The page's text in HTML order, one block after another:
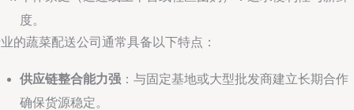
度。
的蔬菜配送公司通常具备以下特点：
供应链整合能力强 ：与固定基地或大型批发商建立长期合作
确保货源稳定。